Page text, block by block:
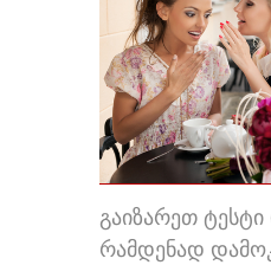
გაიზარეთ
რამდენად